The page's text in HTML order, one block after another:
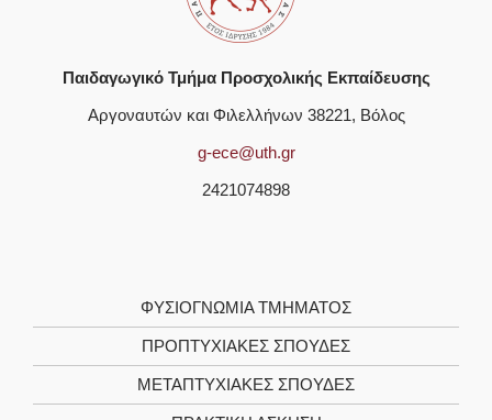
Παιδαγωγικό Τμήμα Προσχολικής Εκπαίδευσης
Αργοναυτών και Φιλελλήνων 38221, Βόλος
g-ece@uth.gr
2421074898
ΦΥΣΙΟΓΝΩΜΊΑ TΜΉΜΑΤΟΣ
ΠΡΟΠΤΥΧΙΑΚΈΣ ΣΠΟΥΔΈΣ
ΜΕΤΑΠΤΥΧΙΑΚΈΣ ΣΠΟΥΔΈΣ